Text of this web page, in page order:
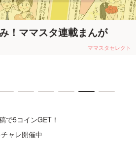
員になると何ができるの？
で5コインGET！
ャレ開催中